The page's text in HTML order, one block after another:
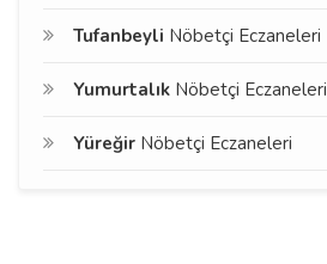
Tufanbeyli Nöbetçi Eczaneleri
Yumurtalık Nöbetçi Eczaneleri
Yüreğir Nöbetçi Eczaneleri